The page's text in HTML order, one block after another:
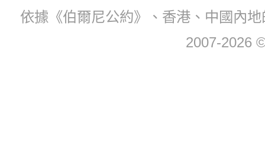
依據《伯爾尼公約》、香港、中國內
2007-2026